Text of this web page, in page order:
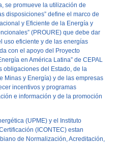
se promueve la utilización de
disposiciones” define el marco de
y Eficiente de la Energía y
(PROURE) que debe dar
uso eficiente y de las energías
con el apoyo del Proyecto
en América Latina” de CEPAL
obligaciones del Estado, de la
Minas y Energía) y de las empresas
incentivos y programas
e información y de la promoción
(UPME) y el Instituto
(ICONTEC) estan
de Normalización, Acreditación,